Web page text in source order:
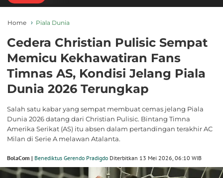
Home Piala Dunia
Cedera Christian Pulisic Sempat
Memicu Kekhawatiran Fans
Timnas AS, Kondisi Jelang Piala
Dunia 2026 Terungkap
Salah satu kabar yang sempat membuat cemas jelang Piala
Dunia 2026 datang dari Christian Pulisic. Bintang Timna
Amerika Serikat (AS) itu absen dalam pertandingan terakhir AC
Milan di Serie A melawan Atalanta.
BolaCom | Benediktus Gerendo Pradigdo Diterbitkan 13 Mei 2026, 06:10 WIB